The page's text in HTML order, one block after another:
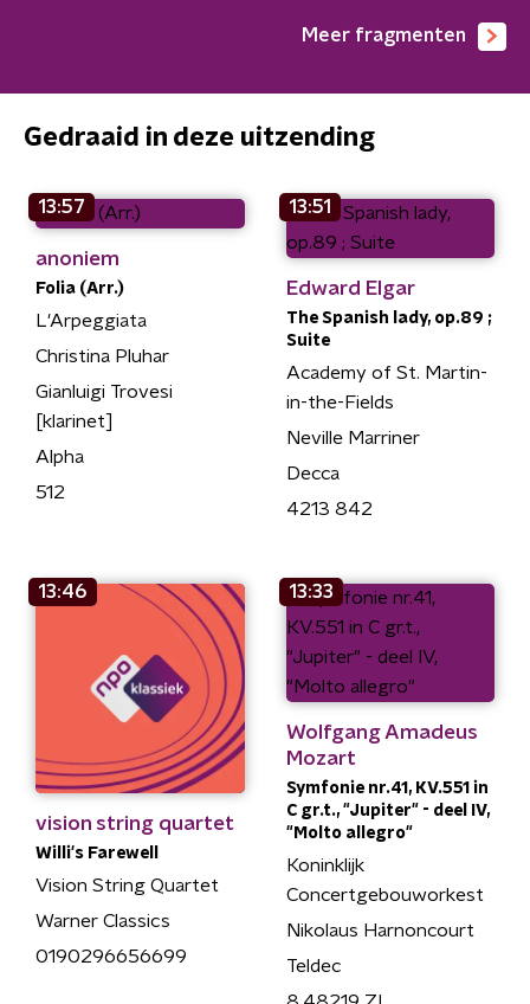
Meer fragmenten
Gedraaid in deze uitzending
13:57
anoniem
Folia (Arr.)
L'Arpeggiata
Christina Pluhar
Gianluigi Trovesi
[klarinet]
Alpha
512
13:51
Edward Elgar
The Spanish lady, op.89 ;
Suite
Academy of St. Martin-
in-the-Fields
Neville Marriner
Decca
4213 842
13:46
vision string quartet
Willi's Farewell
Vision String Quartet
Warner Classics
0190296656699
13:33
Wolfgang Amadeus
Mozart
Symfonie nr.41, KV.551 in
C gr.t., "Jupiter" - deel IV,
"Molto allegro"
Koninklijk
Concertgebouworkest
Nikolaus Harnoncourt
Teldec